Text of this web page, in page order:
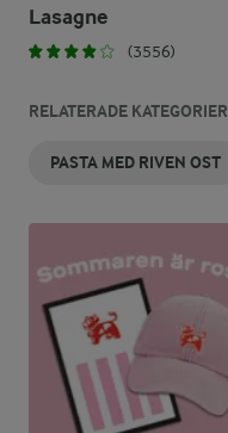
Lasagne
(3556)
RELATERADE KATEGORIER
PASTA MED RIVEN OST